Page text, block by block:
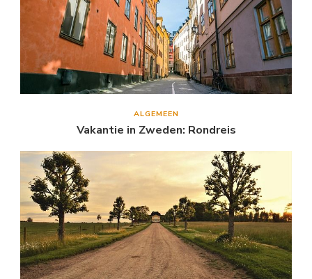
ALGEMEEN
Vakantie in Zweden: Rondreis